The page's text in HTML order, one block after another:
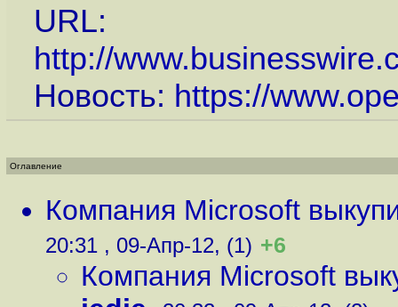
URL:
http://
Новость: https://
Оглавление
Компания Microsoft
20:31 , 09-Апр-12, (1) +6
Компания Microsoft